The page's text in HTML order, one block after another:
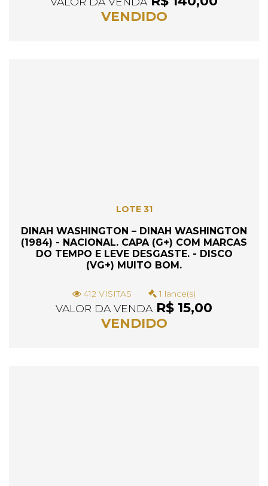
VENDIDO
LOTE 31
DINAH WASHINGTON – DINAH WASHINGTON
(1984) - NACIONAL. CAPA (G+) COM MARCAS
DO TEMPO E LEVE DESGASTE. - DISCO
(VG+) MUITO BOM.
412 VISITAS 1 lance(s)
VALOR DA VENDAR$ 15,00
VENDIDO